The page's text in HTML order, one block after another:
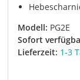
Modell: PG2E
Sofort
Lieferzeit: 1-3